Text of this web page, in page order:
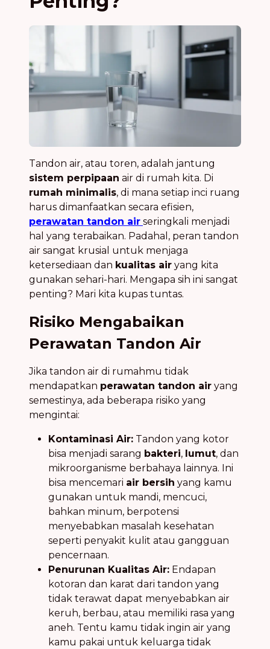
Tandon air, atau toren, adalah jantung
sistem perpipaan air di rumah kita. Di
rumah minimalis, di mana setiap inci ruang
harus dimanfaatkan secara efisien,
perawatan tandon air seringkali menjadi
hal yang terabaikan. Padahal, peran tandon
air sangat krusial untuk menjaga
ketersediaan dan kualitas air yang kita
gunakan sehari-hari. Mengapa sih ini sangat
penting? Mari kita kupas tuntas.
Risiko Mengabaikan
Perawatan Tandon Air
Jika tandon air di rumahmu tidak
mendapatkan perawatan tandon air yang
semestinya, ada beberapa risiko yang
mengintai:
Kontaminasi Air: Tandon yang kotor
bisa menjadi sarang bakteri, lumut, dan
mikroorganisme berbahaya lainnya. Ini
bisa mencemari air bersih yang kamu
gunakan untuk mandi, mencuci,
bahkan minum, berpotensi
menyebabkan masalah kesehatan
seperti penyakit kulit atau gangguan
pencernaan.
Penurunan Kualitas Air: Endapan
kotoran dan karat dari tandon yang
tidak terawat dapat menyebabkan air
keruh, berbau, atau memiliki rasa yang
aneh. Tentu kamu tidak ingin air yang
kamu pakai untuk keluarga tidak